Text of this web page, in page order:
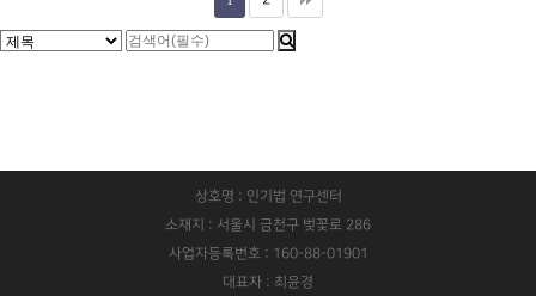
상호명 : 인기법 연구센터
소재지 : 서울시 금천구 벚꽃로 286
사업자등록번호 : 160-88-01901
대표자 : 최윤경